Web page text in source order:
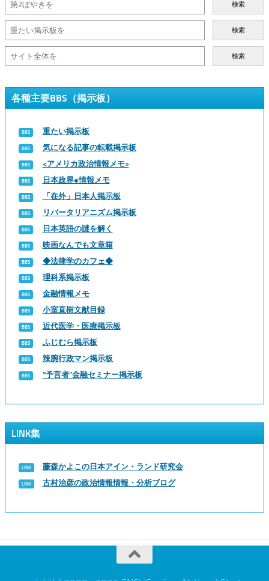
検索
検索
検索
各種主要BBS（掲示板）
重たい掲示板
気になる記事の転載掲示板
<アメリカ政治情報メモ>
日本政界●情報メモ
「在外」日本人掲示板
リバータリアニズム掲示板
日本英語の謎を解く
映画なんでも文章箱
◆法律学のカフェ◆
理科系掲示板
金融情報メモ
小室直樹文献目録
近代医学・医療掲示板
ふじむら掲示板
辣腕行政マン掲示板
“予言者”金融セミナー掲示板
LINK集
藤森かよこの日本アイン・ランド研究会
古村治彦の政治情報情報・分析ブログ